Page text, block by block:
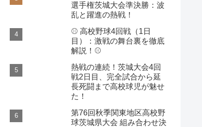
選手権茨城大会準決勝：波
乱と躍進の熱戦！
⚾️ 高校野球4回戦（1日
目）：激戦の舞台裏を徹底
解説！⚾️
熱戦の連続！茨城大会4回
戦2日目、完全試合から延
長死闘まで高校球児が魅せ
た！
第76回秋季関東地区高校野
球茨城県大会 組み合わせ決